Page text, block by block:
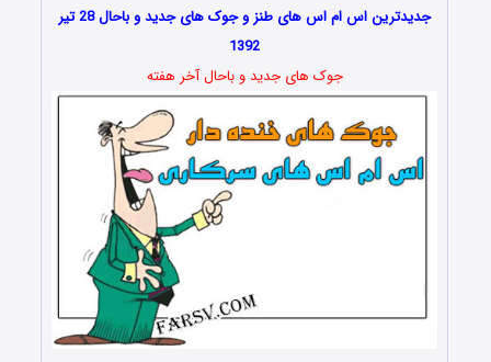
جدیدترین اس ام اس های طنز و جوک های جدید و باحال 28 تیر
1392
جوک های جدید و باحال آخر هفته